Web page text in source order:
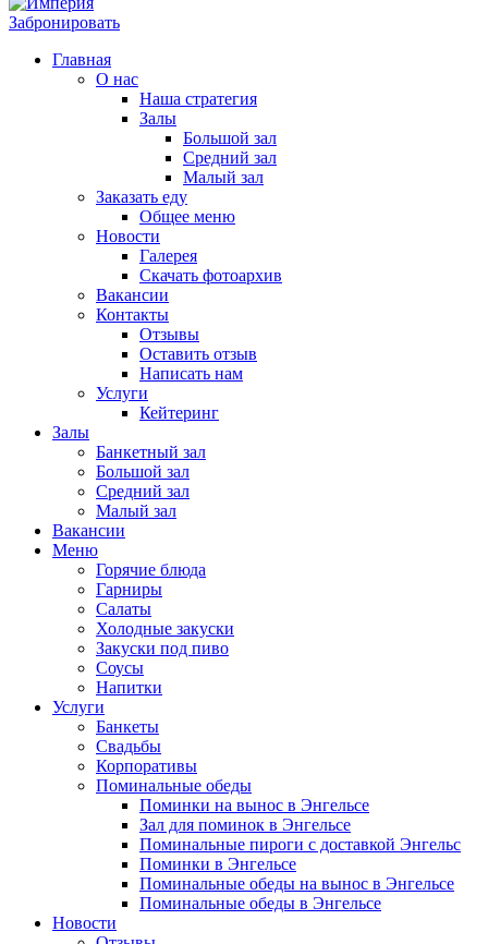
Забронировать
Главная
О нас
Наша стратегия
Залы
Большой зал
Средний зал
Малый зал
Заказать еду
Общее меню
Новости
Галерея
Скачать фотоархив
Вакансии
Контакты
Отзывы
Оставить отзыв
Написать нам
Услуги
Кейтеринг
Залы
Банкетный зал
Большой зал
Средний зал
Малый зал
Вакансии
Меню
Горячие блюда
Гарниры
Салаты
Холодные закуски
Закуски под пиво
Соусы
Напитки
Услуги
Банкеты
Свадьбы
Корпоративы
Поминальные обеды
Поминки на вынос в Энгельсе
Зал для поминок в Энгельсе
Поминальные пироги с доставкой Энгельс
Поминки в Энгельсе
Поминальные обеды на вынос в Энгельсе
Поминальные обеды в Энгельсе
Новости